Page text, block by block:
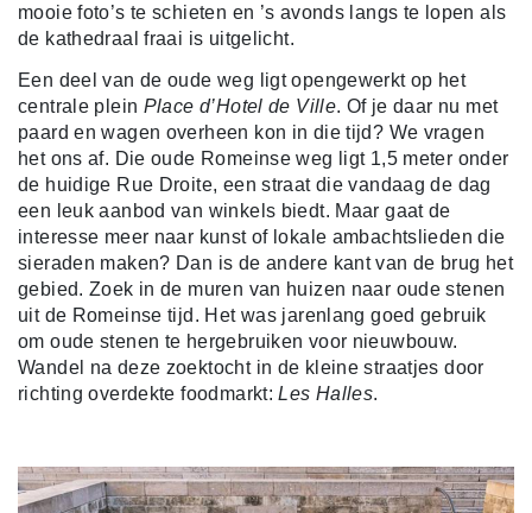
mooie foto’s te schieten en ’s avonds langs te lopen als
de kathedraal fraai is uitgelicht.
Een deel van de oude weg ligt opengewerkt op het
centrale plein Place d’Hotel de Ville. Of je daar nu met
paard en wagen overheen kon in die tijd? We vragen
het ons af. Die oude Romeinse weg ligt 1,5 meter onder
de huidige Rue Droite, een straat die vandaag de dag
een leuk aanbod van winkels biedt. Maar gaat de
interesse meer naar kunst of lokale ambachtslieden die
sieraden maken? Dan is de andere kant van de brug het
gebied. Zoek in de muren van huizen naar oude stenen
uit de Romeinse tijd. Het was jarenlang goed gebruik
om oude stenen te hergebruiken voor nieuwbouw.
Wandel na deze zoektocht in de kleine straatjes door
richting overdekte foodmarkt:Les Halles.